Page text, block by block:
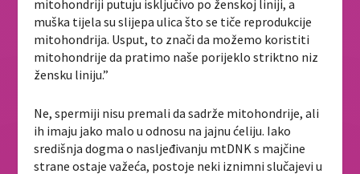
mitohondriji putuju isključivo po ženskoj liniji, a
muška tijela su slijepa ulica što se tiče reprodukcije
mitohondrija. Usput, to znači da možemo koristiti
mitohondrije da pratimo naše porijeklo striktno niz
žensku liniju.”
Ne, spermiji nisu premali da sadrže mitohondrije, ali
ih imaju jako malo u odnosu na jajnu ćeliju. Iako
središnja dogma o nasljeđivanju mtDNK s majčine
strane ostaje važeća, postoje neki iznimni slučajevi u